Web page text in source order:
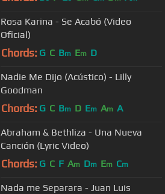
Rosa Karina - Se Acabó (Video
Oficial)
Chords: G C Bm Em D
Nadie Me Dijo (Acústico) - Lilly
Goodman
Chords: G C Bm D Em Am A
Abraham & Bethliza - Una Nueva
Canción (Lyric Video)
Chords: G C F Am Dm Em Cm
Nada me Separara - Juan Luis